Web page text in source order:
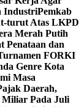
IndustriPemkab
turut Atas LKPD
Merah Putih
Penataan dan
FORKI
Genre Kota
Masa
Daerah,
Miliar Pada Juli